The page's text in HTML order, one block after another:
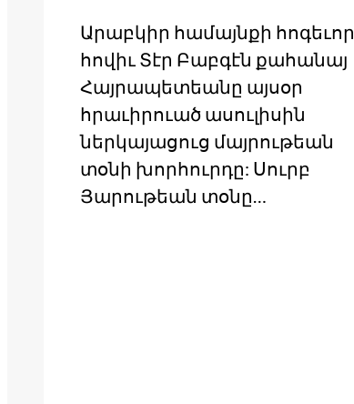
Արաբկիր համայնքի հոգեւոր
հովիւ Տէր Բաբգէն քահանայ
Հայրապետեանը այսօր
հրաւիրուած ասուլիսին
ներկայացուց մայրութեան
տօնի խորհուրդը: Սուրբ
Յարութեան տօնը…